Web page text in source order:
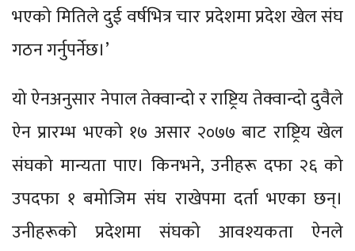
भएको मितिले दुई वर्षभित्र चार प्रदेशमा प्रदेश खेल संघ
गठन गर्नुपर्नेछ।’
यो ऐनअनुसार नेपाल तेक्वान्दो र राष्ट्रिय तेक्वान्दो दुवैले
ऐन प्रारम्भ भएको १७ असार २०७७ बाट राष्ट्रिय खेल
संघको मान्यता पाए। किनभने, उनीहरू दफा २६ को
उपदफा १ बमोजिम संघ राखेपमा दर्ता भएका छन्।
उनीहरूको प्रदेशमा संघको आवश्यकता ऐनले